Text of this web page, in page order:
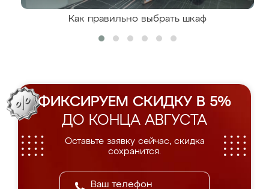
Как правильно выбрать шкаф
ФИКСИРУЕМ СКИДКУ В 5%
ДО КОНЦА АВГУСТА
Оставьте заявку сейчас, скидка
сохранится.